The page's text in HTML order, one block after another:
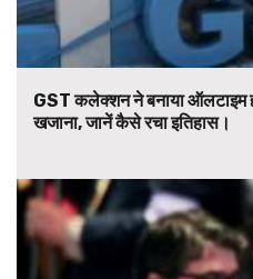
GST कलेक्शन ने बनाया ऑलटाइम
खजाना, जानें कैसे रचा इतिहास।